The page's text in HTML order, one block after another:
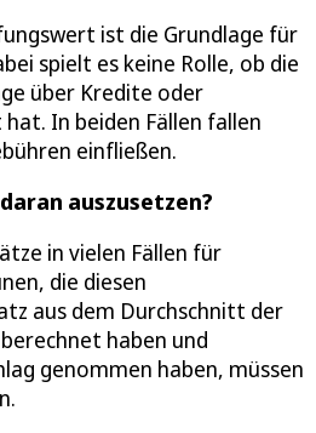
ist die Grundlage für
spielt es keine Rolle, ob die
über Kredite oder
In beiden Fällen fallen
einfließen.
auszusetzen?
in vielen Fällen für
die diesen
aus dem Durchschnitt der
haben und
genommen haben, müssen